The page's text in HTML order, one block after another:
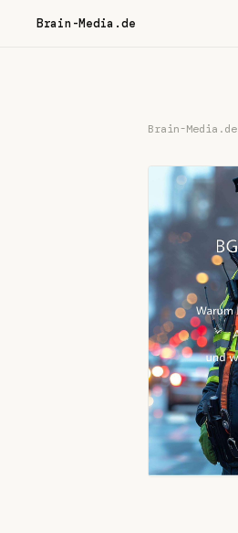
Brain-Media.de
Brain-Media.de